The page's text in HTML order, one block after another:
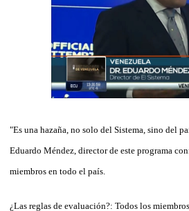
"Es una hazaña, no solo del Sistema, sino del
Eduardo Méndez, director de este programa
miembros en todo el país.
¿Las reglas de evaluación?: Todos los